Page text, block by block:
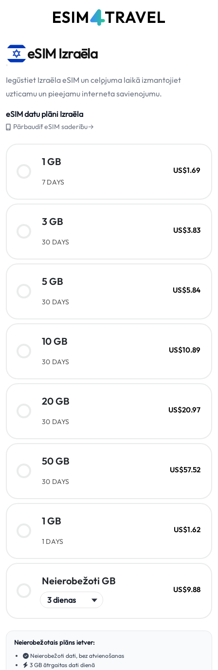
eSIM Izraēla
Iegūstiet Izraēla eSIM un ceļojuma laikā izmantojiet
uzticamu un pieejamu interneta savienojumu.
eSIM datu plāni Izraēla
Pārbaudīt eSIM saderību→
1 GB
7 DAYS
US$1.69
3 GB
30 DAYS
US$3.83
5 GB
30 DAYS
US$5.84
10 GB
30 DAYS
US$10.89
20 GB
30 DAYS
US$20.97
50 GB
30 DAYS
US$57.52
1 GB
1 DAYS
US$1.62
Neierobežoti GB
US$9.88
Neierobežotais plāns ietver:
Neierobežoti dati, bez atvienošanas
3 GB ātrgaitas dati dienā